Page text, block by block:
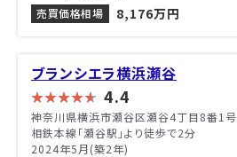
売買価格相場
8,176万円
ブランシエラ横浜瀬谷
4.4
神奈川県横浜市瀬谷区瀬谷4丁目8番1号
相鉄本線「瀬谷駅」より徒歩で2分
2024年5月(築2年)